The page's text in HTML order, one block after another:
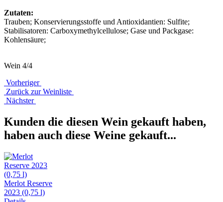
Zutaten:
Trauben; Konservierungsstoffe und Antioxidantien: Sulfite;
Stabilisatoren: Carboxymethylcellulose; Gase und Packgase:
Kohlensäure;
Wein 4/4
Vorheriger
Zurück zur Weinliste
Nächster
Kunden die diesen Wein gekauft haben,
haben auch diese Weine gekauft...
Merlot Reserve
2023 (0,75 l)